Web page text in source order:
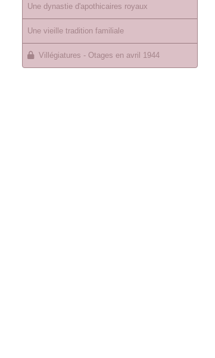
Une dynastie d'apothicaires royaux
Une vieille tradition familiale
Villégiatures - Otages en avril 1944